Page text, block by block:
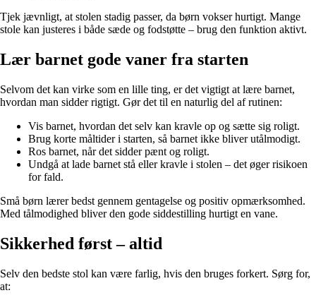
Tjek jævnligt, at stolen stadig passer, da børn vokser hurtigt. Mange
stole kan justeres i både sæde og fodstøtte – brug den funktion aktivt.
Lær barnet gode vaner fra starten
Selvom det kan virke som en lille ting, er det vigtigt at lære barnet,
hvordan man sidder rigtigt. Gør det til en naturlig del af rutinen:
Vis barnet, hvordan det selv kan kravle op og sætte sig roligt.
Brug korte måltider i starten, så barnet ikke bliver utålmodigt.
Ros barnet, når det sidder pænt og roligt.
Undgå at lade barnet stå eller kravle i stolen – det øger risikoen
for fald.
Små børn lærer bedst gennem gentagelse og positiv opmærksomhed.
Med tålmodighed bliver den gode siddestilling hurtigt en vane.
Sikkerhed først – altid
Selv den bedste stol kan være farlig, hvis den bruges forkert. Sørg for,
at: